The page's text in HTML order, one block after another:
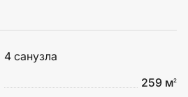
4 санузла
259 м2